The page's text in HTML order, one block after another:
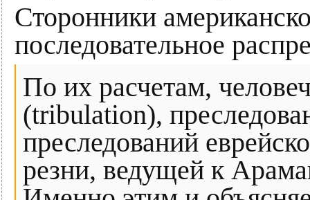
Сторонники
последовательное
По их расчетам,
(tribulation),
преследований
резни, ведущей к